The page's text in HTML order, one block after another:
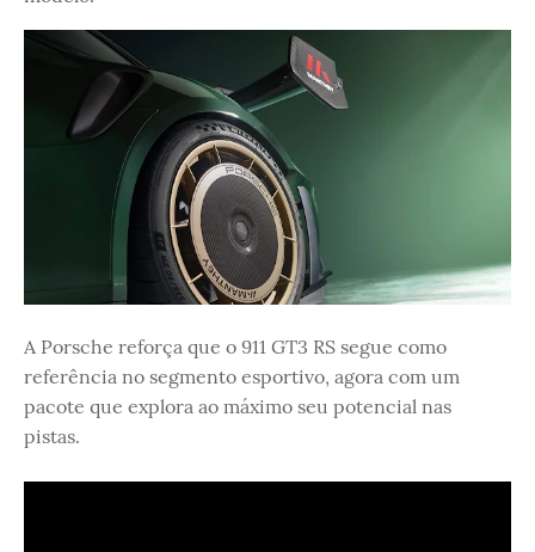
A Porsche reforça que o 911 GT3 RS segue como
referência no segmento esportivo, agora com um
pacote que explora ao máximo seu potencial nas
pistas.